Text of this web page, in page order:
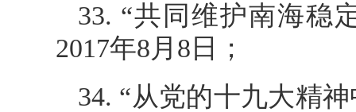
33. “共同维护南海稳
2017年8月8日；
34. “从党的十九大精